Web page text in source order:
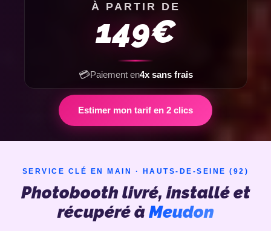
À PARTIR DE
149€
💳Paiement en4x sans frais
Estimer mon tarif en 2 clics
SERVICE CLÉ EN MAIN · HAUTS-DE-SEINE (92)
Photobooth livré, installé et
récupéré àMeudon